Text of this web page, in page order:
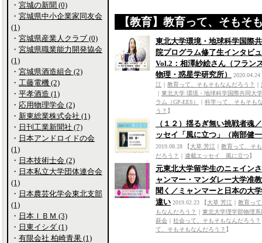
【教育】教育って、そもそ
東北大学環境・地球科学国際
院プログラム修了生インタビ
Vol.2：相澤紗絵さん（フラン
物理・惑星学研究所）
2020.04.24
江
教育って、そもそもなんだろう？
東北大学 環境・地球科学国際共同大
ラム（GP-EES）
科学って、そもそも
う？ 】
（１２）揺るぎ無い挑戦者魂
ッセイ「風に立つ」（南部健
2019.08.28 【大草 芳江
教育って、そ
だろう？
連載エッセイ 風に立つ】
元東北大学留学生のニェイン
ャンマー・マンダレー大学准
聞く／ミャンマーと日本の大
違い 2019.02.23 【大草 芳江
教育っ
もなんだろう？
東北大学理学部物理
萩会
社会って、そもそもなんだろう？
て、そもそもなんだろう？ 】
・ 宮城の新聞 (0)
・ 宮城県中小企業家同友会
(1)
・ 宮城県産業人クラブ (0)
・ 宮城県職業能力開発協会
(1)
・ 宮城県酒造組合 (2)
・ 工藤電機 (2)
・ 平孝酒造 (1)
・ 応用物理学会 (2)
・ 新東総業株式会社 (1)
・ 日刊工業新聞社 (7)
・ 日本アンドロイドの会
(1)
・ 日本技術士会 (2)
・ 日本私立大学団体連合会
(1)
・ 日本農芸化学会東北支部
(1)
・ 日本ＩＢＭ (3)
・ 日東イシダ (1)
・ 有限会社 柏崎青果 (1)